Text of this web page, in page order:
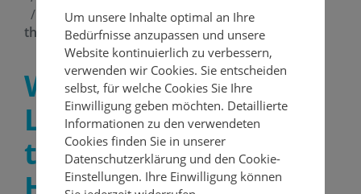
Wiederentdeckte Lebensfreude dank
therapeutischer Hypnose
Wiederentdeckte
Lebensfreude dank
therapeutischer
Um unsere Inhalte optimal an Ihre
Bedürfnisse anzupassen und unsere
Website kontinuierlich zu verbessern,
verwenden wir Cookies. Sie entscheiden
selbst, für welche Cookies Sie Ihre
Einwilligung geben möchten. Detaillierte
Informationen zu den verwendeten
Cookies finden Sie in unserer
Datenschutzerklärung und den Cookie-
Einstellungen. Ihre Einwilligung können